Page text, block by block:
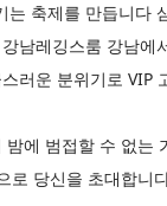
축제를 만듭니다
남레깅스룸 강남에
러운 분위기로 VIP
에 범접할 수 없는
로 당신을 초대합니